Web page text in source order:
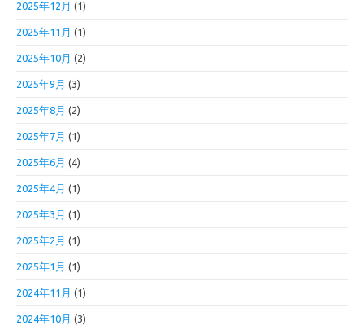
2025年12月 (1)
2025年11月 (1)
2025年10月 (2)
2025年9月 (3)
2025年8月 (2)
2025年7月 (1)
2025年6月 (4)
2025年4月 (1)
2025年3月 (1)
2025年2月 (1)
2025年1月 (1)
2024年11月 (1)
2024年10月 (3)